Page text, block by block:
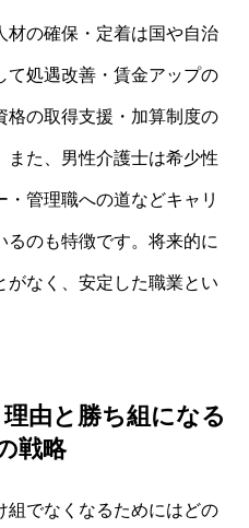
材の確保・定着は国や自治
て処遇改善・賃金アップの
格の取得支援・加算制度の
また、男性介護士は希少性
管理職への道などキャリ
るのも特徴です。将来的に
がなく、安定した職業とい
由と勝ち組になる
戦略
組でなくなるためにはどの